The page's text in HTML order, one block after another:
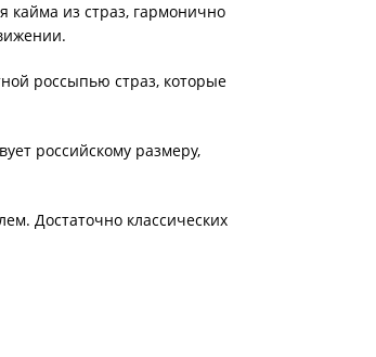
из страз, гармонично
россыпью страз, которые
российскому размеру,
Достаточно классических